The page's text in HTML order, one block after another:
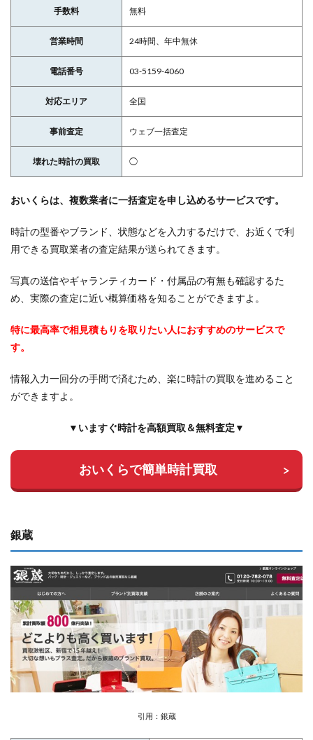
手数料 無料
営業時間 24時間、年中無休
電話番号 03-5159-4060
対応エリア 全国
事前査定 ウェブ一括査定
壊れた時計の買取 ◯
おいくらは、複数業者に一括査定を申し込めるサービスです。
時計の型番やブランド、状態などを入力するだけで、お近くで利
用できる買取業者の査定結果が送られてきます。
写真の送信やギャランティカード・付属品の有無も確認するた
め、実際の査定に近い概算価格を知ることができますよ。
特に最高率で相見積もりを取りたい人におすすめのサービスで
す。
情報入力一回分の手間で済むため、楽に時計の買取を進めること
ができますよ。
▼いますぐ時計を高額買取＆無料査定▼
おいくらで簡単時計買取
銀蔵
引用：銀蔵